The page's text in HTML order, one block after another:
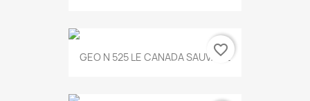
GEO N 525 LE CANADA SAUVAGE
favorite_border